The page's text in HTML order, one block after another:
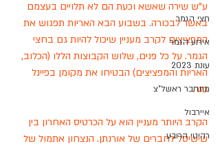
חצי הגמר
אירוע הגמר
עונת 2023
מתחבר ראשל"צ
איירבול
רהיטי הרובע
ע"ש שירה שאשא וכעת הם לא תלויים בעצמם
באשר לבכורה. בשבוע הבא האריות תפגוש את
המפציצים לקרב מעניין שיכול להיות גם בחצי
הגמר. על כל פנים, שלוש הקבוצות הללו (הכלוב,
האריות והמפציצים) הבטיחו את מקומן בפיינל
פור.
הקרב היותר מעניין הוא על הכרטיס האחרון בין
שישיסל לחברים של אורנתן. הנצחון אתמול של